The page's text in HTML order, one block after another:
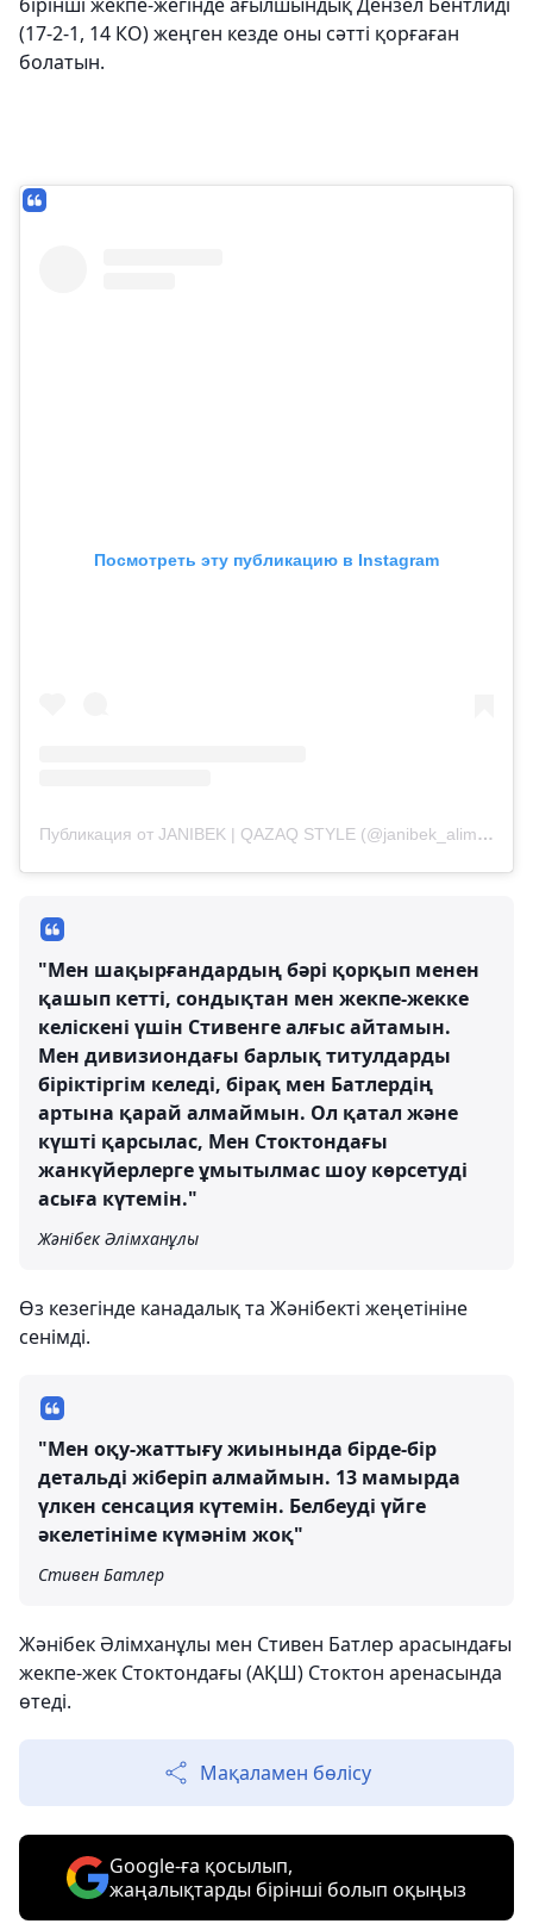
(17-2-1, 14 КО) жеңген кезде оны сәтті қорғаған
болатын.
Посмотреть эту публикацию в Instagram
Публикация от JANIBEK | QAZAQ STYLE (@janibek_alimkhanuly)
"Мен шақырғандардың бәрі қорқып менен
қашып кетті, сондықтан мен жекпе-жекке
келіскені үшін Стивенге алғыс айтамын.
Мен дивизиондағы барлық титулдарды
біріктіргім келеді, бірақ мен Батлердің
артына қарай алмаймын. Ол қатал және
күшті қарсылас, Мен Стоктондағы
жанкүйерлерге ұмытылмас шоу көрсетуді
асыға күтемін."
Жәнібек Әлімханұлы
Өз кезегінде канадалық та Жәнібекті жеңетініне
сенімді.
"Мен оқу-жаттығу жиынында бірде-бір
детальді жіберіп алмаймын. 13 мамырда
үлкен сенсация күтемін. Белбеуді үйге
әкелетініме күмәнім жоқ"
Стивен Батлер
Жәнібек Әлімханұлы мен Стивен Батлер арасындағы
жекпе-жек Стоктондағы (АҚШ) Стоктон аренасында
өтеді.
Мақаламен бөлісу
Google-ға қосылып,
жаңалықтарды бірінші болып оқыңыз